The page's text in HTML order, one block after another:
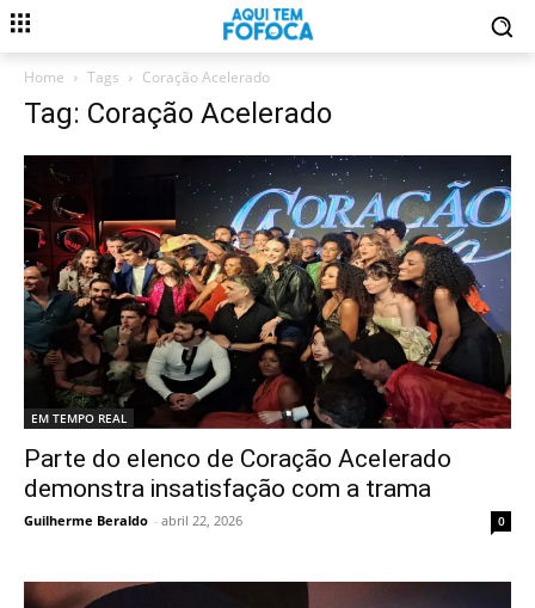
Home Tags Coração Acelerado
Tag: Coração Acelerado
EM TEMPO REAL
Parte do elenco de Coração Acelerado
demonstra insatisfação com a trama
Guilherme Beraldo - abril 22, 2026 0